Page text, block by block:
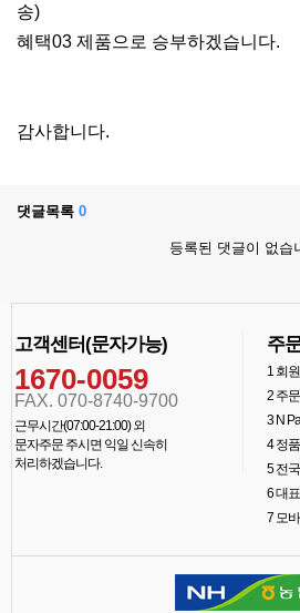
송)
혜택03 제품으로 승부하겠습니다.
감사합니다.
댓글목록 0
등록된 댓글이 없습
고객센터(문자가능)
1670-0059
FAX. 070-8740-9700
근무시간(07:00-21:00) 외
문자주문 주시면 익일 신속히
처리하겠습니다.
주
1회
2주
3N
4정
5전
6대
7모